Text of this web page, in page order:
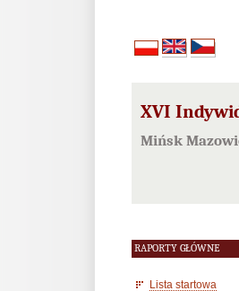
XVI
Mińsk
RAPORTY GŁÓWNE
Lista startowa